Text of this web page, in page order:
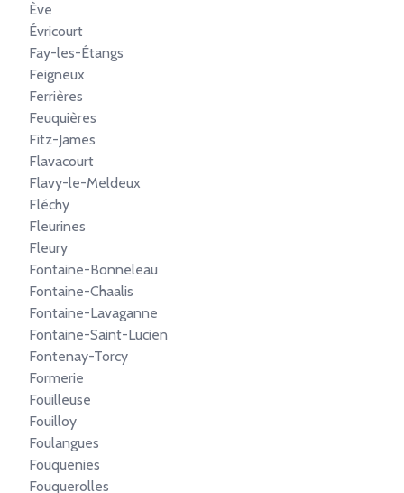
Ève
Évricourt
Fay-les-Étangs
Feigneux
Ferrières
Feuquières
Fitz-James
Flavacourt
Flavy-le-Meldeux
Fléchy
Fleurines
Fleury
Fontaine-Bonneleau
Fontaine-Chaalis
Fontaine-Lavaganne
Fontaine-Saint-Lucien
Fontenay-Torcy
Formerie
Fouilleuse
Fouilloy
Foulangues
Fouquenies
Fouquerolles